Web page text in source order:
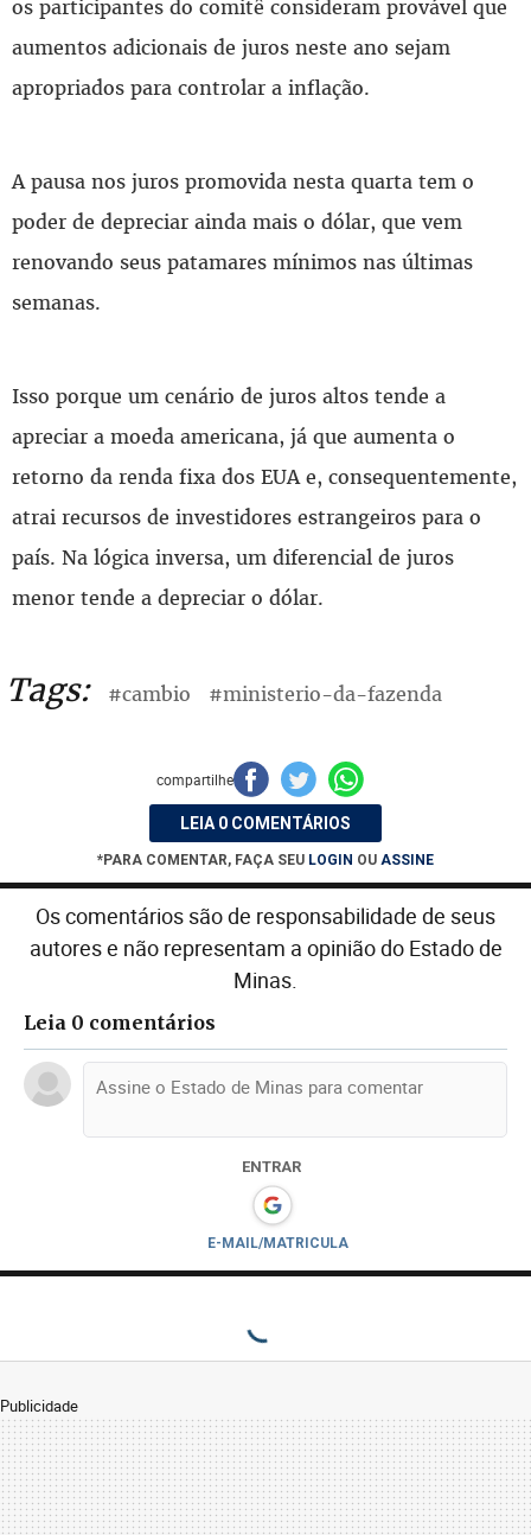
os participantes do comitê consideram provável que
aumentos adicionais de juros neste ano sejam
apropriados para controlar a inflação.
A pausa nos juros promovida nesta quarta tem o
poder de depreciar ainda mais o dólar, que vem
renovando seus patamares mínimos nas últimas
semanas.
Isso porque um cenário de juros altos tende a
apreciar a moeda americana, já que aumenta o
retorno da renda fixa dos EUA e, consequentemente,
atrai recursos de investidores estrangeiros para o
país. Na lógica inversa, um diferencial de juros
menor tende a depreciar o dólar.
Tags: #cambio #ministerio-da-fazenda
compartilhe
LEIA 0 COMENTÁRIOS
*PARA COMENTAR, FAÇA SEU LOGIN OU ASSINE
Os comentários são de responsabilidade de seus
autores e não representam a opinião do Estado de
Minas.
Leia 0 comentários
ENTRAR
E-MAIL/MATRICULA
Publicidade